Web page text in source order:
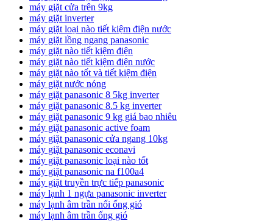
máy giặt cửa trên 9kg
máy giặt inverter
máy giặt loại nào tiết kiệm điện nước
máy giặt lồng ngang panasonic
máy giặt nào tiết kiệm điện
máy giặt nào tiết kiệm điện nước
máy giặt nào tốt và tiết kiệm điện
máy giặt nước nóng
máy giặt panasonic 8 5kg inverter
máy giặt panasonic 8.5 kg inverter
máy giặt panasonic 9 kg giá bao nhiêu
máy giặt panasonic active foam
máy giặt panasonic cửa ngang 10kg
máy giặt panasonic econavi
máy giặt panasonic loại nào tốt
máy giặt panasonic na f100a4
máy giặt truyền trực tiếp panasonic
máy lạnh 1 ngựa panasonic inverter
máy lạnh âm trần nối ống gió
máy lạnh âm trần ống gió